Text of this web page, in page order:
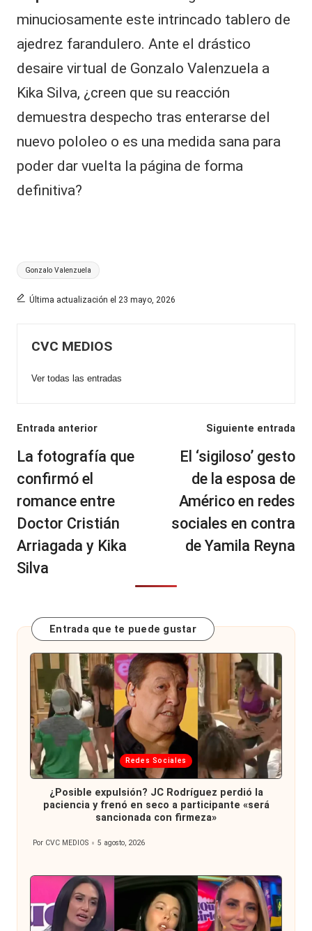
minuciosamente este intrincado tablero de
ajedrez farandulero. Ante el drástico
desaire virtual de Gonzalo Valenzuela a
Kika Silva, ¿creen que su reacción
demuestra despecho tras enterarse del
nuevo pololeo o es una medida sana para
poder dar vuelta la página de forma
definitiva?
Etiquetas:
Gonzalo Valenzuela
Última actualización el 23 mayo, 2026
CVC MEDIOS
Ver todas las entradas
Navegación
de
entradas
Entrada anterior
La fotografía que
confirmó el
romance entre
Doctor Cristián
Arriagada y Kika
Silva
Siguiente entrada
El ‘sigiloso’ gesto
de la esposa de
Américo en redes
sociales en contra
de Yamila Reyna
Entrada que te puede gustar
Publicada
en
Redes Sociales
¿Posible expulsión? JC Rodríguez perdió la
paciencia y frenó en seco a participante «será
sancionada con firmeza»
Publicado
Por CVC MEDIOS 5 agosto, 2026